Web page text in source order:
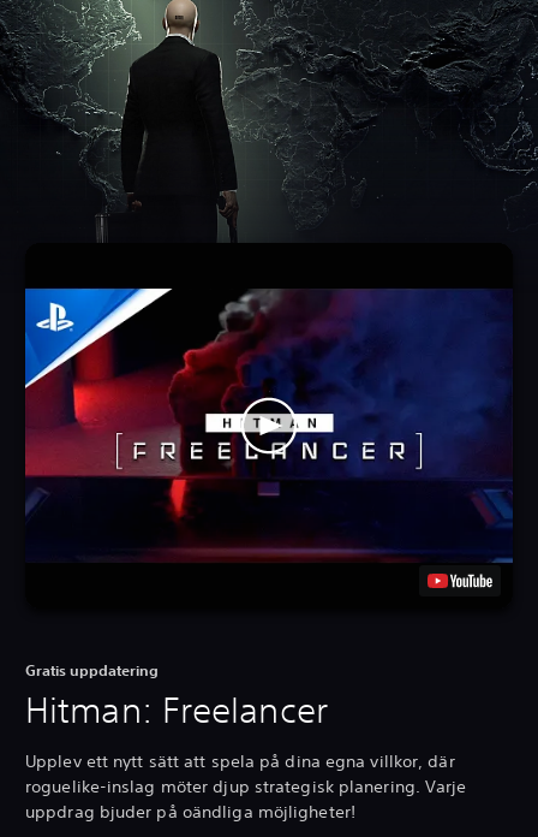
Gratis uppdatering
Hitman: Freelancer
Upplev ett nytt sätt att spela på dina egna villkor, där
roguelike-inslag möter djup strategisk planering. Varje
uppdrag bjuder på oändliga möjligheter!